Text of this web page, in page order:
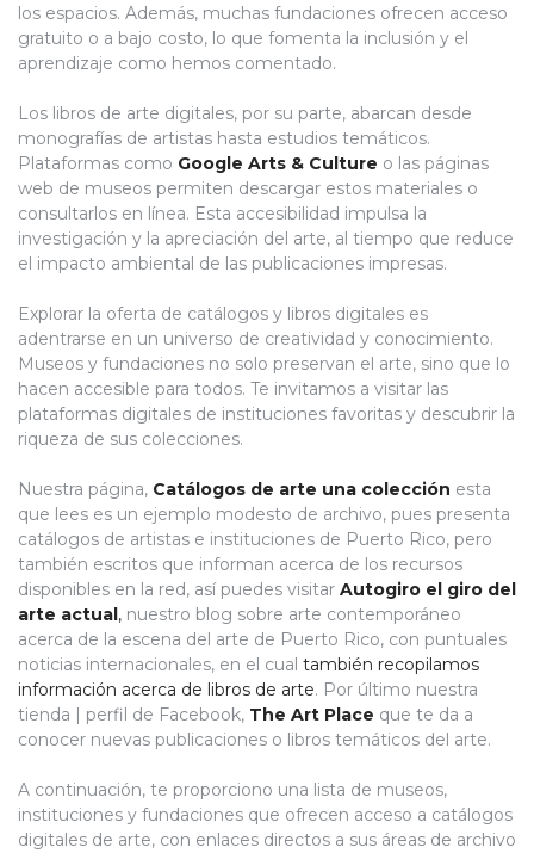
los espacios. Además, muchas fundaciones ofrecen acceso
gratuito o a bajo costo, lo que fomenta la inclusión y el
aprendizaje como hemos comentado.
Los libros de arte digitales, por su parte, abarcan desde
monografías de artistas hasta estudios temáticos.
Plataformas como Google Arts & Culture o las páginas
web de museos permiten descargar estos materiales o
consultarlos en línea. Esta accesibilidad impulsa la
investigación y la apreciación del arte, al tiempo que reduce
el impacto ambiental de las publicaciones impresas.
Explorar la oferta de catálogos y libros digitales es
adentrarse en un universo de creatividad y conocimiento.
Museos y fundaciones no solo preservan el arte, sino que lo
hacen accesible para todos. Te invitamos a visitar las
plataformas digitales de instituciones favoritas y descubrir la
riqueza de sus colecciones.
Nuestra página, Catálogos de arte una colección esta
que lees es un ejemplo modesto de archivo, pues presenta
catálogos de artistas e instituciones de Puerto Rico, pero
también escritos que informan acerca de los recursos
disponibles en la red, así puedes visitar Autogiro el giro del
arte actual, nuestro blog sobre arte contemporáneo
acerca de la escena del arte de Puerto Rico, con puntuales
noticias internacionales, en el cual también recopilamos
información acerca de libros de arte. Por último nuestra
tienda | perfil de Facebook, The Art Place que te da a
conocer nuevas publicaciones o libros temáticos del arte.
A continuación, te proporciono una lista de museos,
instituciones y fundaciones que ofrecen acceso a catálogos
digitales de arte, con enlaces directos a sus áreas de archivo